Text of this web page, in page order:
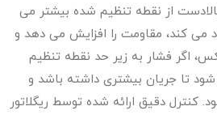
از نقطه تنظیم شده بیشتر می
می کند، مقاومت را افزایش می دهد و
اگر فشار به زیر حد نقطه تنظیم
شود تا جریان بیشتری داشته باشد و
دقیق ارائه شده توسط ریگلاتور